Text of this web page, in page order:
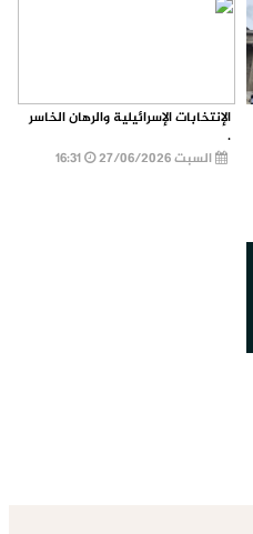
الإنتخابات الإسرائيلية والرهان الخاسر
.
السبت 27/06/2026
16:31